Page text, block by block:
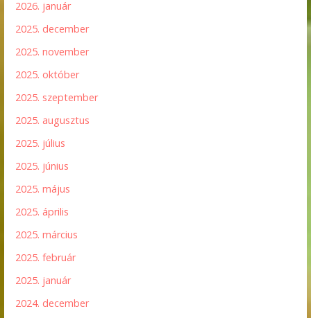
2026. január
2025. december
2025. november
2025. október
2025. szeptember
2025. augusztus
2025. július
2025. június
2025. május
2025. április
2025. március
2025. február
2025. január
2024. december